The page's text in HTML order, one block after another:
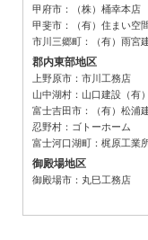
甲府市：（株）桶幸本店
甲斐市：（有）住まい
市川三郷町：（有）雨
郡内東部地区
上野原市：市川工務
山中湖村：山口建設（
富士吉田市：（有）松
忍野村：ゴトーホーム
富士河口湖町：梶原工業
御殿場地区
御殿場市：丸巳工務店